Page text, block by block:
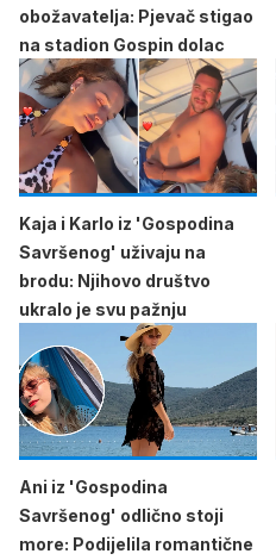
obožavatelja: Pjevač stigao
na stadion Gospin dolac
Kaja i Karlo iz 'Gospodina
Savršenog' uživaju na
brodu: Njihovo društvo
ukralo je svu pažnju
Ani iz 'Gospodina
Savršenog' odlično stoji
more: Podijelila romantične